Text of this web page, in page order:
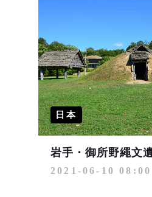
日本
2021-06-10 08:00